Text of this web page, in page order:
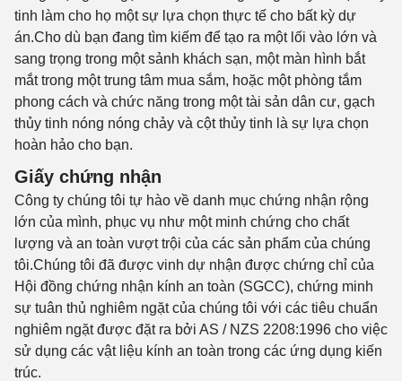
tinh làm cho họ một sự lựa chọn thực tế cho bất kỳ dự
án.Cho dù bạn đang tìm kiếm để tạo ra một lối vào lớn và
sang trọng trong một sảnh khách sạn, một màn hình bắt
mắt trong một trung tâm mua sắm, hoặc một phòng tắm
phong cách và chức năng trong một tài sản dân cư, gạch
thủy tinh nóng nóng chảy và cột thủy tinh là sự lựa chọn
hoàn hảo cho bạn.
Giấy chứng nhận
Công ty chúng tôi tự hào về danh mục chứng nhận rộng
lớn của mình, phục vụ như một minh chứng cho chất
lượng và an toàn vượt trội của các sản phẩm của chúng
tôi.Chúng tôi đã được vinh dự nhận được chứng chỉ của
Hội đồng chứng nhận kính an toàn (SGCC), chứng minh
sự tuân thủ nghiêm ngặt của chúng tôi với các tiêu chuẩn
nghiêm ngặt được đặt ra bởi AS / NZS 2208:1996 cho việc
sử dụng các vật liệu kính an toàn trong các ứng dụng kiến
trúc.